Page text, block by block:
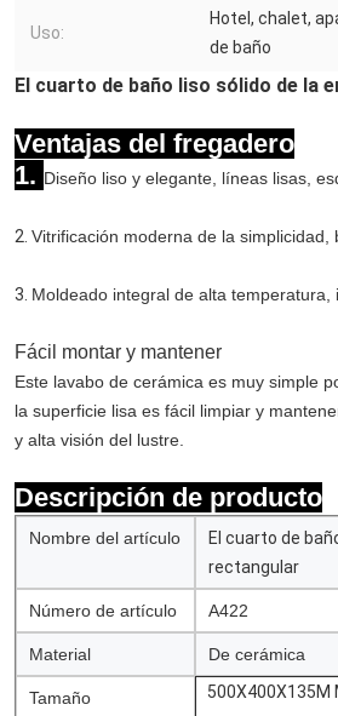
Uso:
Hotel, chalet,
de baño
El cuarto de baño liso sólido de la
Ventajas del fregadero
1. Diseño liso y elegante, líneas lisas,
2. Vitrificación moderna de la
3. Moldeado integral de alta
Fácil montar y mantener
Este lavabo de cerámica es muy simple
la superficie lisa es fácil limpiar y
y alta visión del lustre.
Descripción de producto
Nombre del artículo
El cuarto de
rectangular
Número de artículo A422
Material De cerámica
Tamaño
500X400X135M